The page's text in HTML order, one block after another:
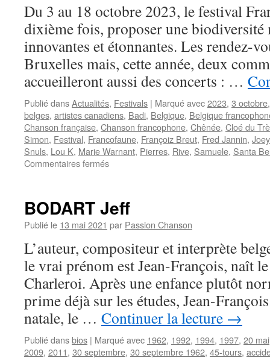
Du 3 au 18 octobre 2023, le festival
dixième fois, proposer une biodiversité
innovantes et étonnantes. Les rendez-
Bruxelles mais, cette année, deux
accueilleront aussi des concerts : …
Publié dansActualités, Festivals | Marqué avec2023, 3 octobre
belges, artistes canadiens, Badi, Belgique, Belgique
Chanson française, Chanson francophone, Chênée, Cloé du
Simon, Festival, Francofaune, Françoiz Breut, Fred Jannin,
Snuls, Lou K, Marie Warnant, Pierres, Rive, Samuele, Santa
Commentaires ferméssur
retour
après
ans
au
festival
belge
FrancoFaune
BODART Jeff
Publié le 13 mai 2021 par Passion Chanson
L’auteur, compositeur et interprète
le vrai prénom est Jean-François, naît
Charleroi. Après une enfance plutôt
prime déjà sur les études, Jean-
natale, le … Continuer la lecture →
Publié dansbios | Marqué avec 1962, 1992, 1994, 1997, 20 mai
2009, 2011, 30 septembre, 30 septembre 1962, 45-tours,